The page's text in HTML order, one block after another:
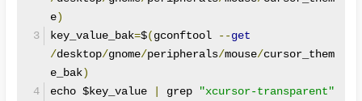
e)
key_value_bak=$( gconftool --get
/desktop/gnome/peripherals/mouse/cursor_them
e_bak)
echo $key_value
grep
"xcursor-transparent"